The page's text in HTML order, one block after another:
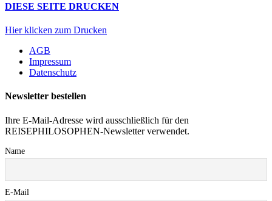
DIESE SEITE DRUCKEN
Hier klicken zum Drucken
AGB
Impressum
Datenschutz
Newsletter bestellen
Ihre E-Mail-Adresse wird ausschließlich für den
REISEPHILOSOPHEN-Newsletter verwendet.
Name
E-Mail